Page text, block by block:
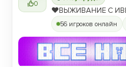
0
❤️ВЫЖИВАНИЕ С
56 игроков онлайн